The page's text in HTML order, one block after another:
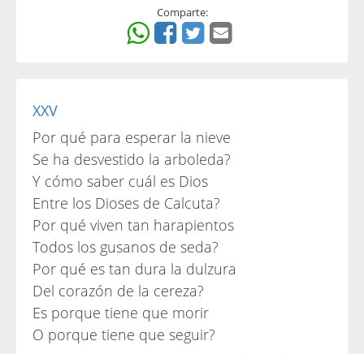
Comparte:
XXV
Por qué para esperar la nieve
Se ha desvestido la arboleda?
Y cómo saber cuál es Dios
Entre los Dioses de Calcuta?
Por qué viven tan harapientos
Todos los gusanos de seda?
Por qué es tan dura la dulzura
Del corazón de la cereza?
Es porque tiene que morir
O porque tiene que seguir?